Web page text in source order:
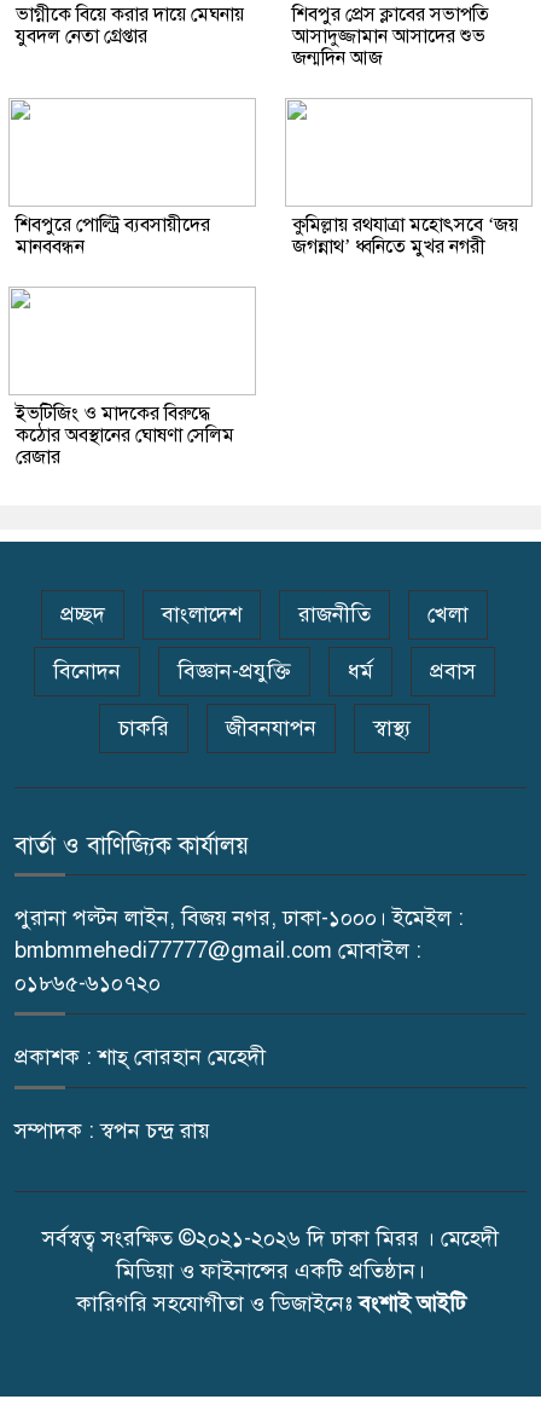
ভাগ্নীকে বিয়ে করার দায়ে মেঘনায়
যুবদল নেতা গ্রেপ্তার
শিবপুর প্রেস ক্লাবের সভাপতি
আসাদুজ্জামান আসাদের শুভ
জন্মদিন আজ
শিবপুরে পোল্ট্রি ব্যবসায়ীদের
মানববন্ধন
কুমিল্লায় রথযাত্রা মহোৎসবে ‘জয়
জগন্নাথ’ ধ্বনিতে মুখর নগরী
ইভটিজিং ও মাদকের বিরুদ্ধে
কঠোর অবস্থানের ঘোষণা সেলিম
রেজার
প্রচ্ছদ বাংলাদেশ রাজনীতি খেলা
বিনোদন বিজ্ঞান-প্রযুক্তি ধর্ম প্রবাস
চাকরি জীবনযাপন স্বাস্থ্য
বার্তা ও বাণিজ্যিক কার্যালয়
পুরানা পল্টন লাইন, বিজয় নগর, ঢাকা-১০০০। ইমেইল :
bmbmmehedi77777@gmail.com মোবাইল :
০১৮৬৫-৬১০৭২০
প্রকাশক : শাহ্ বোরহান মেহেদী
সম্পাদক : স্বপন চন্দ্র রায়
সর্বস্বত্ব সংরক্ষিত ©২০২১-২০২৬ দি ঢাকা মিরর । মেহেদী
মিডিয়া ও ফাইনান্সের একটি প্রতিষ্ঠান।
কারিগরি সহযোগীতা ও ডিজাইনেঃবংশাই আইটি